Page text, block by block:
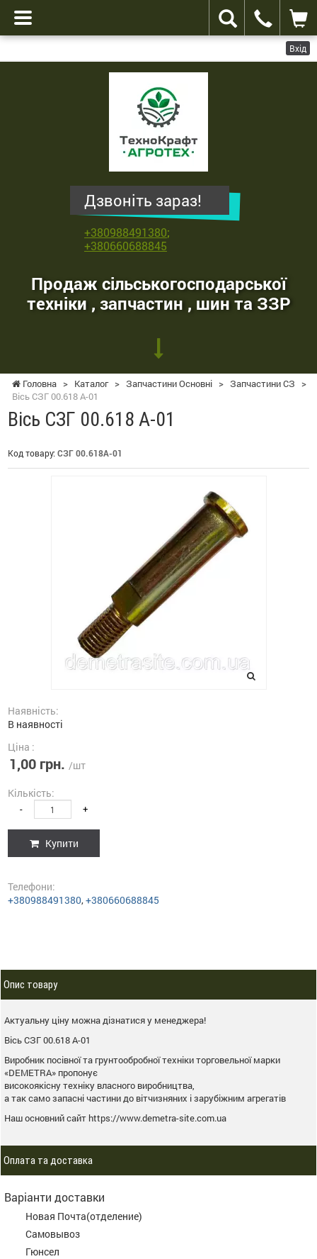
Вхід
сільськогосподарської
Дзвоніть зараз!
+380988491380;
+380660688845
Продаж сільськогосподарської
техніки , запчастин , шин та ЗЗР
Головна > Каталог > Запчастини Основні > Запчастини СЗ
>
Вісь СЗГ 00.618 А-01
Вісь СЗГ 00.618 А-01
Код товару: СЗГ 00.618А-01
Наявність:
В наявності
Ціна :
1,00 грн. /шт
Кількість:
- +
Купити
Телефони:
+380988491380,+380660688845
Опис товару
Актуальну ціну можна дізнатися у менеджера!
Вісь СЗГ 00.618 А-01
Виробник посівної та грунтообробної техніки торговельної марки
«DEMETRA» пропонує
високоякісну техніку власного виробництва,
а так само запасні частини до вітчизняних і зарубіжним агрегатів
Наш основний сайт https://www.demetra-site.com.ua
Оплата та доставка
Варіанти доставки
Новая Почта(отделение)
Самовывоз
Гюнсел